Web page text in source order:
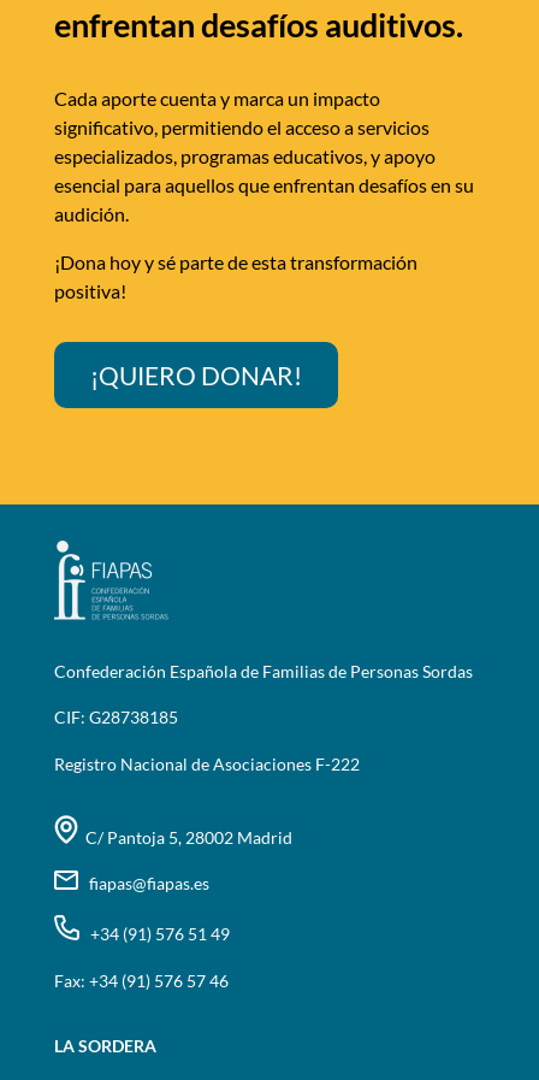
enfrentan desafíos auditivos.
Cada aporte cuenta y marca un impacto
significativo, permitiendo el acceso a servicios
especializados, programas educativos, y apoyo
esencial para aquellos que enfrentan desafíos en su
audición.
¡Dona hoy y sé parte de esta transformación
positiva!
¡QUIERO DONAR!
Confederación Española de Familias de Personas Sordas
CIF: G28738185
Registro Nacional de Asociaciones F-222
C/ Pantoja 5, 28002 Madrid
fiapas@fiapas.es
+34 (91) 576 51 49
Fax: +34 (91) 576 57 46
LA SORDERA